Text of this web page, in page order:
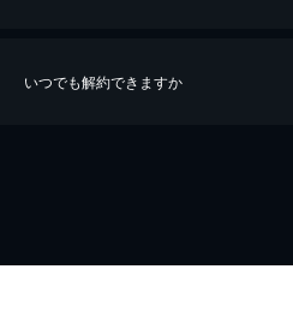
いつでも解約できますか